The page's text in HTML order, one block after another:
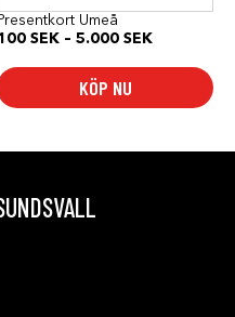
Presentkort Umeå
SEK – 5.000 SEK
5.000 SEK
KÖP NU